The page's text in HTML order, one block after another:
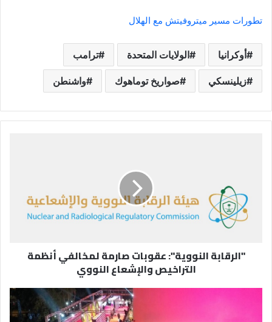
تطورات مسير ميتروفيتش مع الهلال
أوكرانيا الولايات المتحدة ترامب
زيلينسكي صواريخ توماهوك واشنطن
لمخالفي
أنظمة
التراخيص
"الرقابة النووية": عقوبات صارمة لمخالفي أنظمة
التراخيص والإشعاع النووي